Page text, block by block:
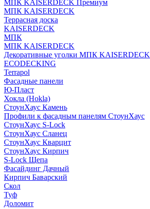
МПК KAISERDECK Премиум
МПК KAISERDECK
Террасная доска
KAISERDECK
МПК
МПК KAISERDECK
Декоративные уголки МПК KAISERDECK
ECODECKING
Terrapol
Фасадные панели
Ю-Пласт
Хокла (Hokla)
СтоунХаус Камень
Профили к фасадным панелям СтоунХаус
СтоунХаус S-Lock
СтоунХаус Сланец
СтоунХаус Кварцит
СтоунХаус Кирпич
S-Lock Щепа
Фасайдинг Дачный
Кирпич Баварский
Скол
Туф
Доломит